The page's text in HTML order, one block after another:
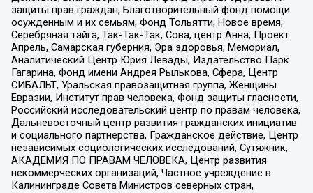
защиты прав граждан, Благотворительный фонд помощи
осужденным и их семьям, Фонд Тольятти, Новое время,
Серебряная тайга, Так-Так-Так, Сова, центр Анна, Проект
Апрель, Самарская губерния, Эра здоровья, Мемориал,
Аналитический Центр Юрия Левады, Издательство Парк
Гагарина, Фонд имени Андрея Рылькова, Сфера, Центр
СИБАЛЬТ, Уральская правозащитная группа, Женщины
Евразии, Институт прав человека, Фонд защиты гласности,
Российский исследовательский центр по правам человека,
Дальневосточный центр развития гражданских инициатив
и социального партнерства, Гражданское действие, Центр
независимых социологических исследований, Сутяжник,
АКАДЕМИЯ ПО ПРАВАМ ЧЕЛОВЕКА, Центр развития
некоммерческих организаций, Частное учреждение в
Калининграде Совета Министров северных стран,